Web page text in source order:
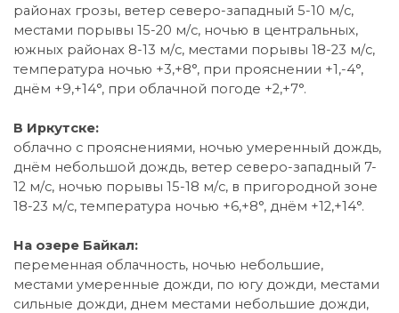
районах грозы, ветер северо-западный 5-10 м/с,
местами порывы 15-20 м/с, ночью в центральных,
южных районах 8-13 м/с, местами порывы 18-23 м/с,
температура ночью +3,+8°, при прояснении +1,-4°,
днём +9,+14°, при облачной погоде +2,+7°.
В Иркутске:
облачно с прояснениями, ночью умеренный дождь,
днём небольшой дождь, ветер северо-западный 7-
12 м/с, ночью порывы 15-18 м/с, в пригородной зоне
18-23 м/с, температура ночью +6,+8°, днём +12,+14°.
На озере Байкал:
переменная облачность, ночью небольшие,
местами умеренные дожди, по югу дожди, местами
сильные дожди, днем местами небольшие дожди,